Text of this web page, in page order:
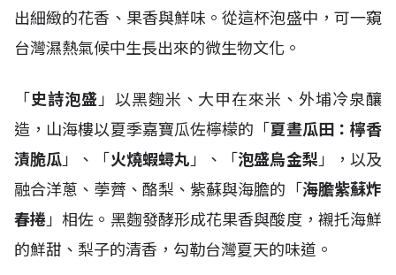
出細緻的花香、果香與鮮味。從這杯泡盛中，可一窺
台灣濕熱氣候中生長出來的微生物文化。
「史詩泡盛」以黑麴米、大甲在來米、外埔冷泉釀
造，山海樓以夏季嘉寶瓜佐檸檬的「夏晝瓜田：檸香
漬脆瓜」、「火燒蝦蟳丸」、「泡盛烏金梨」，以及
融合洋蔥、荸薺、酪梨、紫蘇與海膽的「海膽紫蘇炸
春捲」相佐。黑麴發酵形成花果香與酸度，襯托海鮮
的鮮甜、梨子的清香，勾勒台灣夏天的味道。